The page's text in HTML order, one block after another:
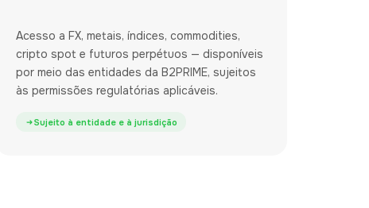
Acesso a FX, metais, índices, commodities,
cripto spot e futuros perpétuos — disponíveis
por meio das entidades da B2PRIME, sujeitos
às permissões regulatórias aplicáveis.
Sujeito à entidade e à jurisdição